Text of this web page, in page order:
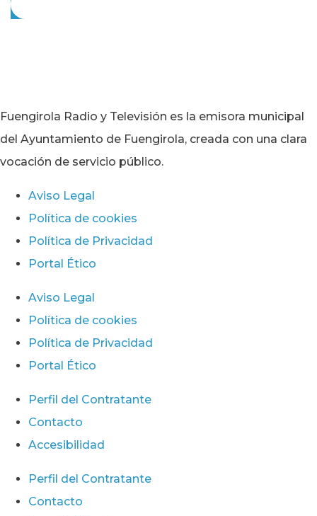
Fuengirola Radio y Televisión es la emisora municipal
del Ayuntamiento de Fuengirola, creada con una clara
vocación de servicio público.
Aviso Legal
Política de cookies
Política de Privacidad
Portal Ético
Aviso Legal
Política de cookies
Política de Privacidad
Portal Ético
Perfil del Contratante
Contacto
Accesibilidad
Perfil del Contratante
Contacto